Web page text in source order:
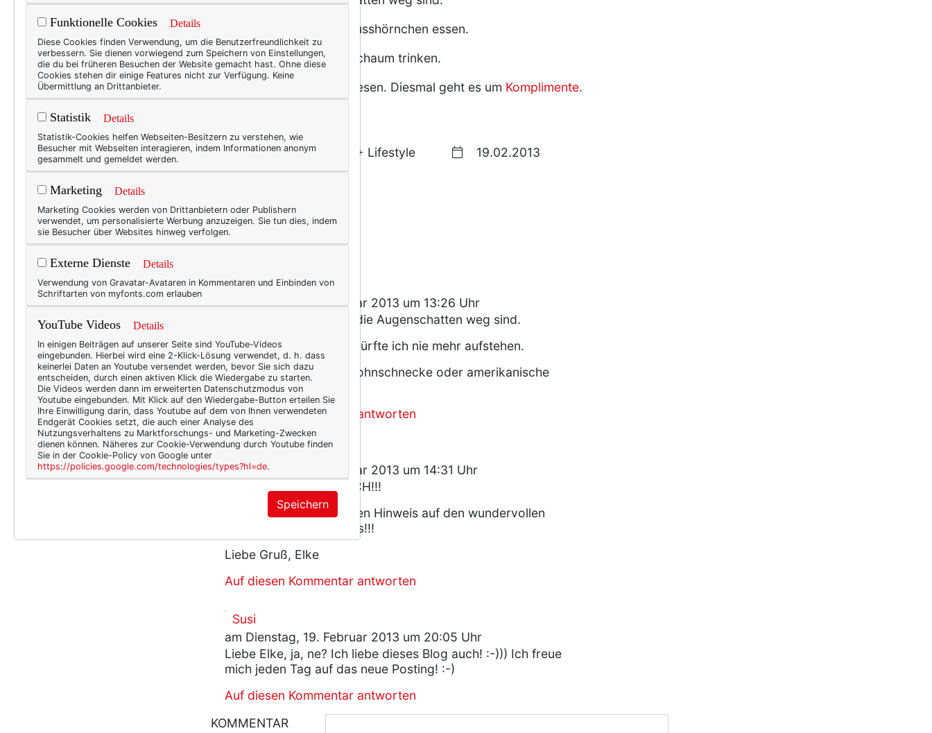
* Zum Frühstück dann ein frisches Nusshörnchen essen.
* Dazu Kaffee mit gaaanz viel Milchschaum trinken.
* Und
lesen. Diesmal geht es um Komplimente.
4271 3 50+ Lifestyle
19.02.2013
blog,business for pussies,motivation
3 Kommentare
Eva
am Dienstag, 19. Februar 2013 um 13:26 Uhr
* So lang schlafen, bis die Augenschatten weg sind.
Hihi, ich fürchte, dann dürfte ich nie mehr aufstehen.
Und ich nehme dann Mohnschnecke oder amerikanische
Zimtschnecke ;-)
Auf diesen Kommentar antworten
elke
am Dienstag, 19. Februar 2013 um 14:31 Uhr
das alles WILL ICH AUCH!!!
Und ich danke dir für den Hinweis auf den wundervollen
Blog Busines for Pussies!!!
Liebe Gruß, Elke
Auf diesen Kommentar antworten
Susi
am Dienstag, 19. Februar 2013 um 20:05 Uhr
Liebe Elke, ja, ne? Ich liebe dieses Blog auch! :-))) Ich freue
mich jeden Tag auf das neue Posting! :-)
Auf diesen Kommentar antworten
KOMMENTAR
Funktionelle Cookies Details
Diese Cookies finden Verwendung, um die Benutzerfreundlichkeit zu
verbessern. Sie dienen vorwiegend zum Speichern von Einstellungen,
die du bei früheren Besuchen der Website gemacht hast. Ohne diese
Cookies stehen dir einige Features nicht zur Verfügung. Keine
Übermittlung an Drittanbieter.
Statistik Details
Statistik-Cookies helfen Webseiten-Besitzern zu verstehen, wie
Besucher mit Webseiten interagieren, indem Informationen anonym
gesammelt und gemeldet werden.
Marketing Details
Marketing Cookies werden von Drittanbietern oder Publishern
verwendet, um personalisierte Werbung anzuzeigen. Sie tun dies, indem
sie Besucher über Websites hinweg verfolgen.
Externe Dienste Details
Verwendung von Gravatar-Avataren in Kommentaren und Einbinden von
Schriftarten von myfonts.com erlauben
YouTube Videos Details
In einigen Beiträgen auf unserer Seite sind YouTube-Videos
eingebunden. Hierbei wird eine 2-Klick-Lösung verwendet, d. h. dass
keinerlei Daten an Youtube versendet werden, bevor Sie sich dazu
entscheiden, durch einen aktiven Klick die Wiedergabe zu starten.
Die Videos werden dann im erweiterten Datenschutzmodus von
Youtube eingebunden. Mit Klick auf den Wiedergabe-Button erteilen Sie
Ihre Einwilligung darin, dass Youtube auf dem von Ihnen verwendeten
Endgerät Cookies setzt, die auch einer Analyse des
Nutzungsverhaltens zu Marktforschungs- und Marketing-Zwecken
dienen können. Näheres zur Cookie-Verwendung durch Youtube finden
Sie in der Cookie-Policy von Google unter
https://policies.google.com/technologies/types?hl=de.
Speichern